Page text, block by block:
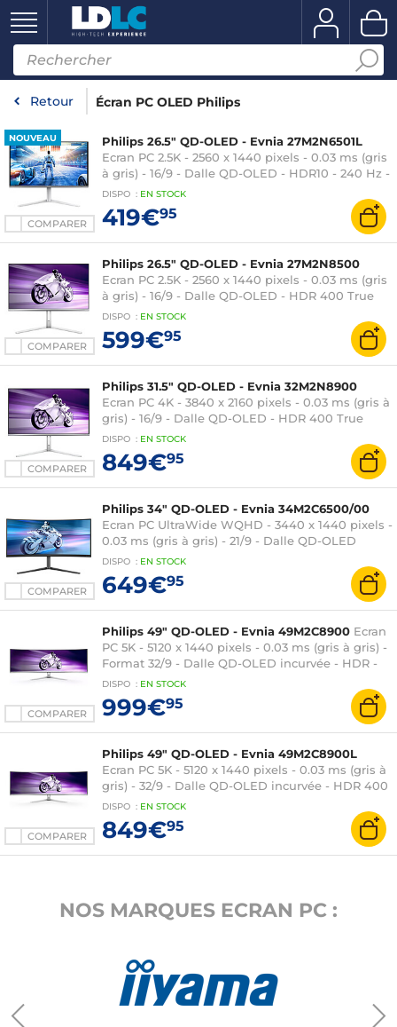
Retour Écran PC OLED Philips
NOUVEAU
COMPARER
Philips 26.5" QD-OLED - Evnia 27M2N6501L
Ecran PC 2.5K - 2560 x 1440 pixels - 0.03 ms (gris
à gris) - 16/9 - Dalle QD-OLED - HDR10 - 240 Hz -
FreeSync Premium / G-SYNC Compatible -
HDMI/DisplayPort - Ambiglow 3 côtés - Hauteur
réglable - Argent
DISPO : EN STOCK
419€95
COMPARER
Philips 26.5" QD-OLED - Evnia 27M2N8500
Ecran PC 2.5K - 2560 x 1440 pixels - 0.03 ms (gris
à gris) - 16/9 - Dalle QD-OLED - HDR 400 True
Black - 360 Hz - FreeSync Premium Pro / G-SYNC
Compatible - HDMI/DisplayPort - Hauteur
réglable - Argent
DISPO : EN STOCK
599€95
COMPARER
Philips 31.5" QD-OLED - Evnia 32M2N8900
Ecran PC 4K - 3840 x 2160 pixels - 0.03 ms (gris à
gris) - 16/9 - Dalle QD-OLED - HDR 400 True
Black - 240 Hz - Adaptive-Sync -
HDMI/DisplayPort/USB-C - Hauteur réglable -
Argent
DISPO : EN STOCK
849€95
COMPARER
Philips 34" QD-OLED - Evnia 34M2C6500/00
Ecran PC UltraWide WQHD - 3440 x 1440 pixels -
0.03 ms (gris à gris) - 21/9 - Dalle QD-OLED
incurvée - 175 Hz - Adaptive-Sync - HDR 400
True Black - HDMI/DisplayPort - Hauteur
réglable - Noir
DISPO : EN STOCK
649€95
COMPARER
Philips 49" QD-OLED - Evnia 49M2C8900 Ecran
PC 5K - 5120 x 1440 pixels - 0.03 ms (gris à gris) -
Format 32/9 - Dalle QD-OLED incurvée - HDR -
240 Hz - FreeSync Premium Pro -
HDMI/DisplayPort/USB-C - Hub USB 3.0 -
Hauteur réglable - Argent
DISPO : EN STOCK
999€95
COMPARER
Philips 49" QD-OLED - Evnia 49M2C8900L
Ecran PC 5K - 5120 x 1440 pixels - 0.03 ms (gris à
gris) - 32/9 - Dalle QD-OLED incurvée - HDR 400
True Black - 144 Hz - FreeSync Premium Pro -
HDMI/DisplayPort/USB-C - Hauteur réglable -
Argent
DISPO : EN STOCK
849€95
NOS MARQUES ECRAN PC :